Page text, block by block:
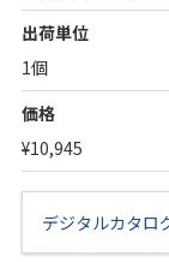
出荷単位
1個
価格
¥10,945
デジタルカタロ